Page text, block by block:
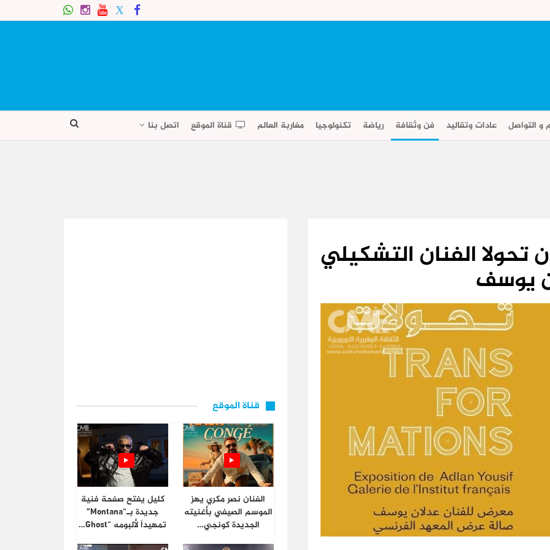
و التواصل عادات وتقاليد فن وثقافة رياضة تكنولوجيا مغاربة العالم قناة الموقع اتصل بنا
الفنان التشكيلي
يوسف
قناة الموقع
الفنان نصر مكري يهز
الموسم الصيفي بأغنيته
الجديدة كونجي…
كليل يفتح صفحة فنية
جديدة بـ“Montana”
تمهيداً لألبومه “Ghost…